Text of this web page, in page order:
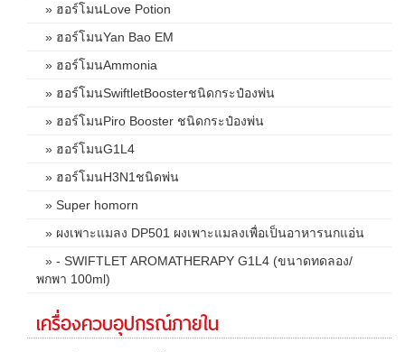
» ฮอร์โมนLove Potion
» ฮอร์โมนYan Bao EM
» ฮอร์โมนAmmonia
» ฮอร์โมนSwiftletBoosterชนิดกระป๋องพ่น
» ฮอร์โมนPiro Booster ชนิดกระป๋องพ่น
» ฮอร์โมนG1L4
» ฮอร์โมนH3N1ชนิดพ่น
» Super homorn
» ผงเพาะแมลง DP501 ผงเพาะแมลงเพื่อเป็นอาหารนกแอ่น
» - SWIFTLET AROMATHERAPY G1L4 (ขนาดทดลอง/
พกพา 100ml)
เครื่องควบอุปกรณ์ภายใน